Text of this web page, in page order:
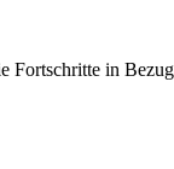
Fortschritte in